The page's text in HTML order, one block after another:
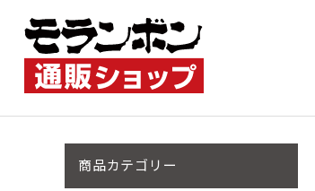
商品カテゴリ